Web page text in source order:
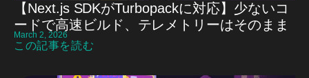
【Next.js SDKがTurbopackに対応】少ないコ
ードで高速ビルド、テレメトリーはそのまま
March 2, 2026
この記事を読む